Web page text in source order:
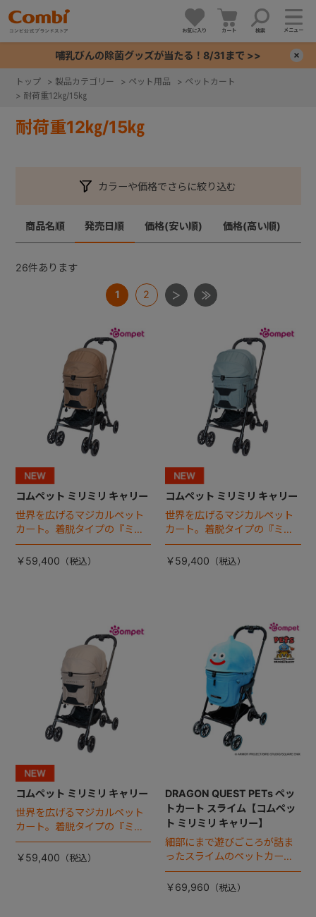
お気に入り カート 検索 メニュー
哺乳びんの除菌グッズが当たる！8/31まで >>
トップ > 製品カテゴリー > ペット用品 > ペットカート
> 耐荷重12㎏/15㎏
耐荷重12㎏/15㎏
カラーや価格でさらに絞り込む
商品名順 発売日順 価格(安い順) 価格(高い順)
26件あります
1 2
コムペット ミリミリ キャリー
世界を広げるマジカルペット
カート。着脱タイプの『ミリ
ミリ キャリー』 からアースカ
ラーが登場！
￥59,400
コムペット ミリミリ キャリー
世界を広げるマジカルペット
カート。着脱タイプの『ミリ
ミリ キャリー』 からアースカ
ラーが登場！
￥59,400
コムペット ミリミリ キャリー
世界を広げるマジカルペット
カート。着脱タイプの『ミリ
ミリ キャリー』 からアースカ
ラーが登場！
￥59,400
DRAGON QUEST PETs ペッ
トカート スライム【コムペッ
ト ミリミリ キャリー】
細部にまで遊びごころが詰ま
ったスライムのペットカー
ト。
￥69,960